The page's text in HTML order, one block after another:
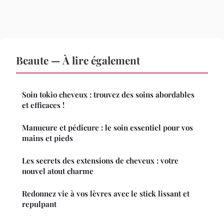
Beaute — À lire également
Soin tokio cheveux : trouvez des soins abordables
et efficaces !
Manucure et pédicure : le soin essentiel pour vos
mains et pieds
Les secrets des extensions de cheveux : votre
nouvel atout charme
Redonnez vie à vos lèvres avec le stick lissant et
repulpant